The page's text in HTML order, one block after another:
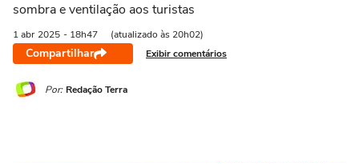
sombra e ventilação aos turistas
1 abr 2025 - 18h47 (atualizado às 20h02)
Compartilhar Exibir comentários
Por: Redação Terra